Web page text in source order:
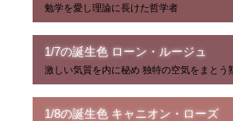
勉学を愛し理論に長けた哲学者
1/7の誕生色 ローン・ルージュ
激しい気質を内に秘め 独特の空気をまとう
1/8の誕生色 キャニオン・ローズ